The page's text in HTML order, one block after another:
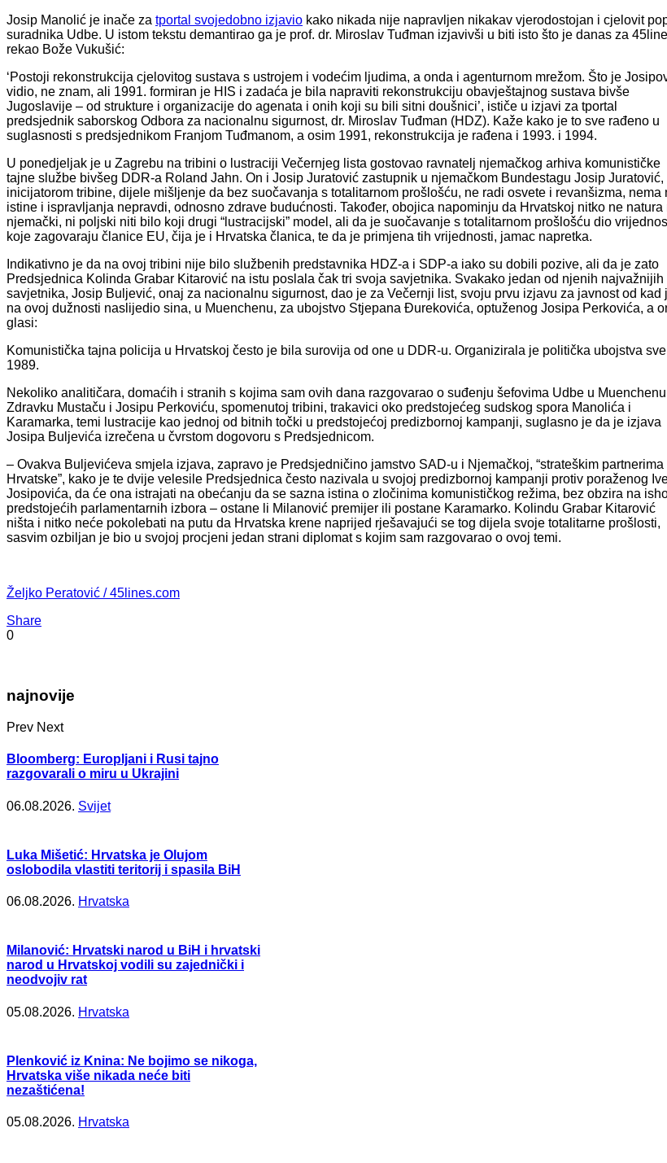
Josip Manolić je inače za tportal svojedobno izjavio kako nikada nije napravljen nikakav vjerodostojan i cjelovit
suradnika Udbe. U istom tekstu demantirao ga je prof. dr. Miroslav Tuđman izjavivši u biti isto što je danas za
rekao Bože Vukušić:
‘Postoji rekonstrukcija cjelovitog sustava s ustrojem i vodećim ljudima, a onda i agenturnom mrežom. Što je
vidio, ne znam, ali 1991. formiran je HIS i zadaća je bila napraviti rekonstrukciju obavještajnog sustava bivše
Jugoslavije – od strukture i organizacije do agenata i onih koji su bili sitni doušnici’, ističe u izjavi za tportal
predsjednik saborskog Odbora za nacionalnu sigurnost, dr. Miroslav Tuđman (HDZ). Kaže kako je to sve rađeno u
suglasnosti s predsjednikom Franjom Tuđmanom, a osim 1991, rekonstrukcija je rađena i 1993. i 1994.
U ponedjeljak je u Zagrebu na tribini o lustraciji Večernjeg lista gostovao ravnatelj njemačkog arhiva komunističke
tajne službe bivšeg DDR-a Roland Jahn. On i Josip Juratović zastupnik u njemačkom Bundestagu Josip Juratović,
inicijatorom tribine, dijele mišljenje da bez suočavanja s totalitarnom prošlošću, ne radi osvete i revanšizma, nema
istine i ispravljanja nepravdi, odnosno zdrave budućnosti. Također, obojica napominju da Hrvatskoj nitko ne natura
njemački, ni poljski niti bilo koji drugi “lustracijski” model, ali da je suočavanje s totalitarnom prošlošću dio
koje zagovaraju članice EU, čija je i Hrvatska članica, te da je primjena tih vrijednosti, jamac napretka.
Indikativno je da na ovoj tribini nije bilo službenih predstavnika HDZ-a i SDP-a iako su dobili pozive, ali da je zato
Predsjednica Kolinda Grabar Kitarović na istu poslala čak tri svoja savjetnika. Svakako jedan od njenih najvažnijih
savjetnika, Josip Buljević, onaj za nacionalnu sigurnost, dao je za Večernji list, svoju prvu izjavu za javnost od kad
na ovoj dužnosti naslijedio sina, u Muenchenu, za ubojstvo Stjepana Đurekovića, optuženog Josipa Perkovića, a
glasi:
Komunistička tajna policija u Hrvatskoj često je bila surovija od one u DDR-u. Organizirala je politička ubojstva
1989.
Nekoliko analitičara, domaćih i stranih s kojima sam ovih dana razgovarao o suđenju šefovima Udbe u
Zdravku Mustaču i Josipu Perkoviću, spomenutoj tribini, trakavici oko predstojećeg sudskog spora Manolića i
Karamarka, temi lustracije kao jednoj od bitnih točki u predstojećoj predizbornoj kampanji, suglasno je da je izjava
Josipa Buljevića izrečena u čvrstom dogovoru s Predsjednicom.
– Ovakva Buljevićeva smjela izjava, zapravo je Predsjedničino jamstvo SAD-u i Njemačkoj, “strateškim partnerima
Hrvatske”, kako je te dvije velesile Predsjednica često nazivala u svojoj predizbornoj kampanji protiv poraženog
Josipovića, da će ona istrajati na obećanju da se sazna istina o zločinima komunističkog režima, bez obzira na
predstojećih parlamentarnih izbora – ostane li Milanović premijer ili postane Karamarko. Kolindu Grabar Kitarović
ništa i nitko neće pokolebati na putu da Hrvatska krene naprijed rješavajući se tog dijela svoje totalitarne prošlosti,
sasvim ozbiljan je bio u svojoj procjeni jedan strani diplomat s kojim sam razgovarao o ovoj temi.
Željko Peratović / 45lines.com
Share
0
najnovije
Prev Next
Bloomberg: Europljani i Rusi tajno
razgovarali o miru u Ukrajini
06.08.2026. Svijet
Luka Mišetić: Hrvatska je Olujom
oslobodila vlastiti teritorij i spasila BiH
06.08.2026. Hrvatska
Milanović: Hrvatski narod u BiH i hrvatski
narod u Hrvatskoj vodili su zajednički i
neodvojiv rat
05.08.2026. Hrvatska
Plenković iz Knina: Ne bojimo se nikoga,
Hrvatska više nikada neće biti
nezaštićena!
05.08.2026. Hrvatska